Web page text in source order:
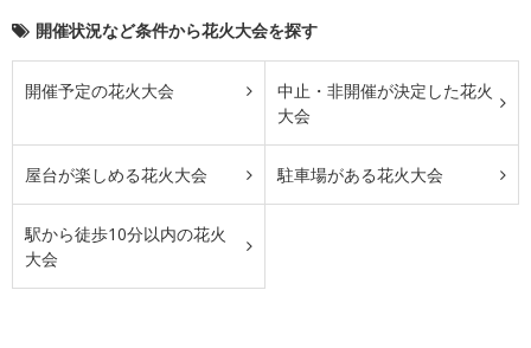
開催状況など条件から花火大会を探す
開催予定の花火大会
中止・非開催が決定した花火
大会
屋台が楽しめる花火大会 駐車場がある花火大会
駅から徒歩10分以内の花火
大会